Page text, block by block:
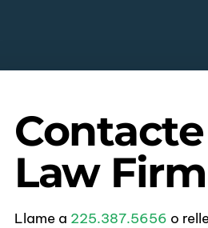
Law
Llame a 225.387.5656 o